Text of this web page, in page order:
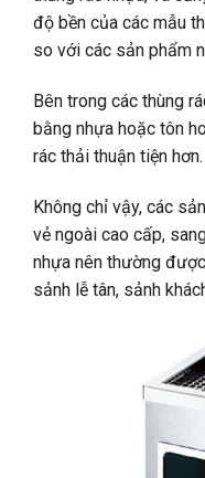
độ bền của các mẫu
so với các sản phẩm
Bên trong các thùng
bằng nhựa hoặc tôn
rác thải thuận tiện hơn.
Không chỉ vậy, các
vẻ ngoài cao cấp,
nhựa nên thường
sảnh lễ tân, sảnh